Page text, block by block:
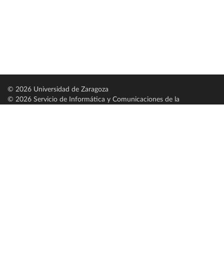
© 2026 Universidad de Zaragoza
© 2026 Servicio de Informática y Comunicaciones de la